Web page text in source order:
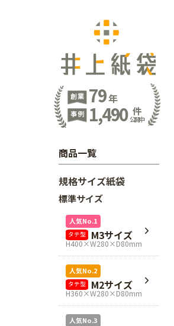
創業 79年
事例 1,490 件
公開中
商品一覧
規格サイズ紙袋
標準サイズ
人気No.1
タテ型 M3サイズ
H400×W280×D80mm
人気No.2
タテ型 M2サイズ
H360×W280×D80mm
人気No.3